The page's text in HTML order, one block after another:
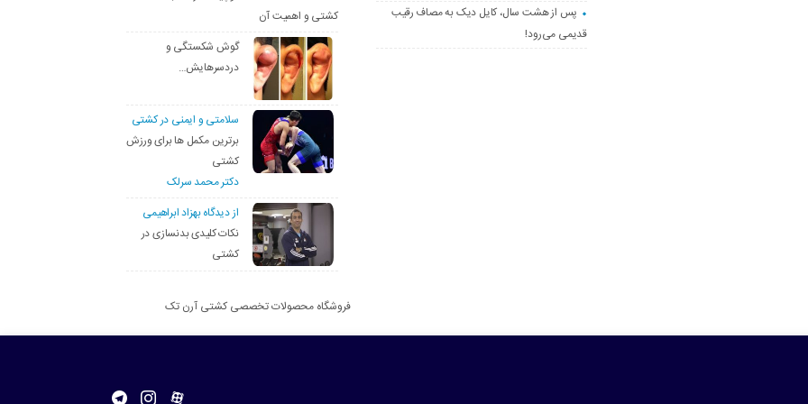
پس از هشت سال، کایل دیک به مصاف رقیب
قدیمی می‌رود!
کشتی و اهمیت آن
گوش شکستگی و
دردسرهایش…
سلامتی و ایمنی در کشتی
برترین مکمل ها برای ورزش
کشتی
دکتر محمد سرلک
از دیدگاه بهزاد ابراهیمی
نکات کلیدی بدنسازی در
کشتی
فروشگاه محصولات تخصصی کشتی آرن تک